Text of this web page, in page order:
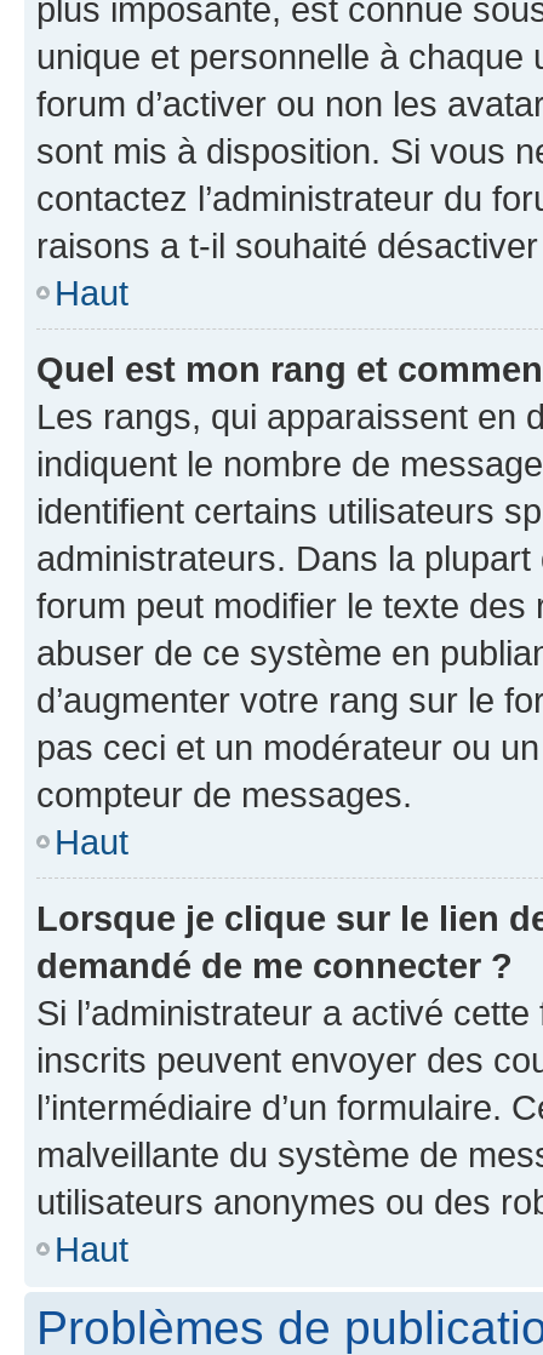
plus imposante, est connue
unique et personnelle à chaque
forum d’activer ou non les
sont mis à disposition. Si vous
contactez l’administrateur du
raisons a t-il souhaité
Haut
Quel est mon rang et
Les rangs, qui apparaissent en
indiquent le nombre de
identifient certains utilisateurs
administrateurs. Dans la
forum peut modifier le texte
abuser de ce système en
d’augmenter votre rang sur le
pas ceci et un modérateur ou
compteur de messages.
Haut
Lorsque je clique sur le lien
demandé de me connecter ?
Si l’administrateur a activé
inscrits peuvent envoyer des
l’intermédiaire d’un formulaire.
malveillante du système de
utilisateurs anonymes ou des
Haut
Problèmes de